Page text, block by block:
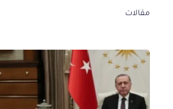
مقالات